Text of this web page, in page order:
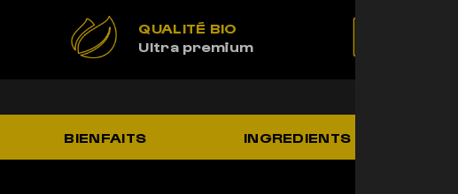
QUALITÉ BIO
Ultra premium
BIENFAITS INGREDIENTS